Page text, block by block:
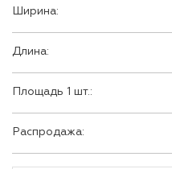
Ширина:
Длина:
Площадь 1 шт.:
Распродажа: